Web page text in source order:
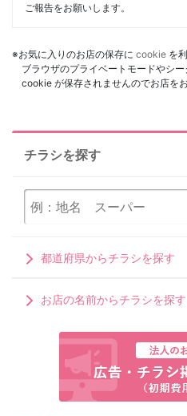
ご報告をお願いします。
※お気に入りのお店の保存に cookie を
ブラウザのプライベートモードやシ
cookie が保存されませんのでお店を
チラシを探す
都道府県からチラシを探す
お店の名前からチラシを探す